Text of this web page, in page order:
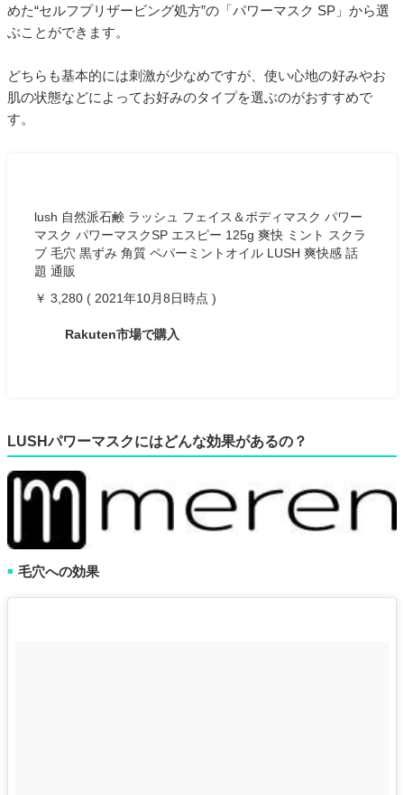
めた“セルフプリザービング処方”の「パワーマスク SP」から選
ぶことができます。
どちらも基本的には刺激が少なめですが、使い心地の好みやお
肌の状態などによってお好みのタイプを選ぶのがおすすめで
す。
lush 自然派石鹸 ラッシュ フェイス＆ボディマスク パワー
マスク パワーマスクSP エスピー 125g 爽快 ミント スクラ
ブ 毛穴 黒ずみ 角質 ペパーミントオイル LUSH 爽快感 話
題 通販
￥ 3,280 ( 2021年10月8日時点 )
Rakuten市場で購入
LUSHパワーマスクにはどんな効果があるの？
■ 毛穴への効果